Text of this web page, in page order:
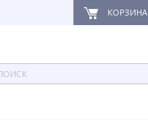
КОРЗИНА